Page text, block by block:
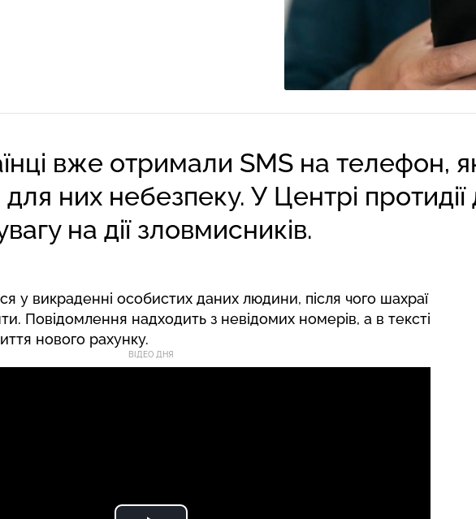
вже отримали SMS на телефон,
них небезпеку. У Центрі протидії
на дії зловмисників.
у викраденні особистих даних людини, після чого шахраї
Повідомлення надходить з невідомих номерів, а в тексті
нового рахунку.
ВІДЕО ДНЯ